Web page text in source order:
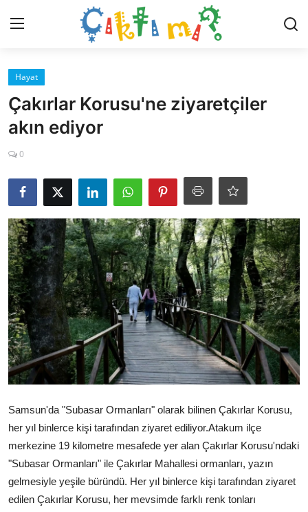
Giriş Yap
İletişim
Dünya
Magazin
Hayat
Teknoloji
Gündem
Ekonomi
Hayat
Çakırlar Korusu'ne ziyaretçiler
akın ediyor
0
Samsun'da "Subasar Ormanları" olarak bilinen Çakırlar Korusu,
her yıl binlerce kişi tarafından ziyaret ediliyor.Atakum ilçe
merkezine 19 kilometre mesafede yer alan Çakırlar ‎Korusu'ndaki
"Subasar Ormanları" ile Çakırlar Mahallesi ormanları, yazın
gelmesiyle yeşile büründü. Her yıl binlerce kişi tarafından ziyaret
edilen Çakırlar Korusu, her mevsimde farklı renk tonları